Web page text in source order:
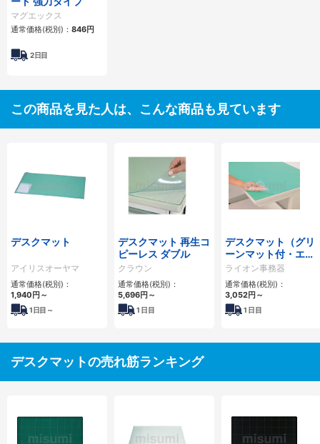
マグエックス
通常価格(税別)： 846円
2日目
この商品を見た人は、こんな商品も見ています
デスクマット
アイリスオーヤマ
通常価格(税別)：
1,940円 ～
1日目～
デスクマット 再生コ
ピーレス ダブル
クラウン
通常価格(税別)：
5,696円 ～
1 日目
デスクマット（グリ
ーンマット付・エコ
ノミーPEタイプ）
ライオン事務器
通常価格(税別)：
3,052円 ～
1 日目
デスクマットの売れ筋ランキング